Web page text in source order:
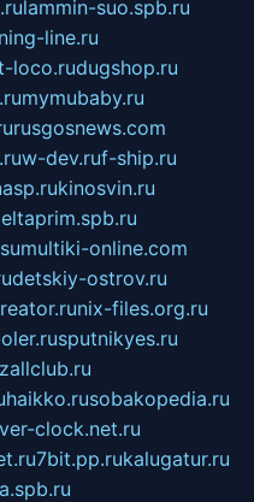
lammin-suo.spb.ru
line.ru
loco.rudugshop.ru
mymubaby.ru
rusgosnews.com
w-dev.ruf-ship.ru
kinosvin.ru
multiki-online.com
detskiy-ostrov.ru
nix-files.org.ru
sputnikyes.ru
zallclub.ru
haikko.rusobakopedia.ru
clock.net.ru
7bit.pp.rukalugatur.ru